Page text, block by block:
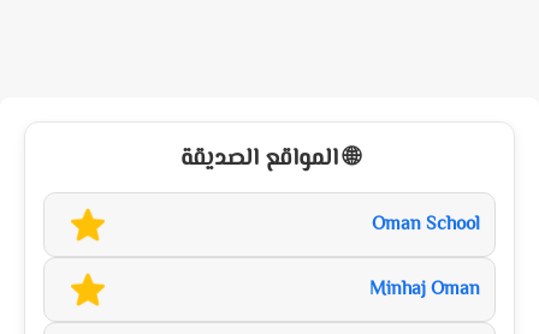
🌐 المواقع الصديقة
Oman School
Minhaj Oman